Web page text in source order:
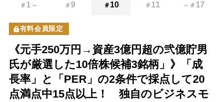
＃ 1 ～ ＃9 ＃ 10 ＃ 11 ～ ＃ 17
有料会員限定
《元手250万円→資産3億円超の弐億貯男
氏が厳選した10倍株候補3銘柄」》「成
長率」と「PER」の2条件で採点して20
点満点中15点以上！ 独自のビジネスモ